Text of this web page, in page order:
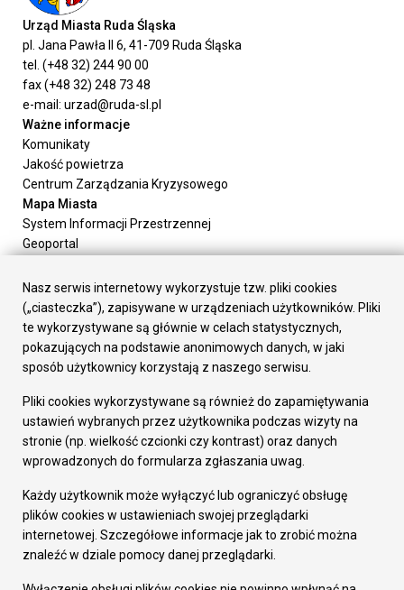
Urząd Miasta Ruda Śląska
pl. Jana Pawła II 6, 41-709 Ruda Śląska
tel. (+48 32) 244 90 00
fax (+48 32) 248 73 48
e-mail: urzad@ruda-sl.pl
Ważne informacje
Komunikaty
Jakość powietrza
Centrum Zarządzania Kryzysowego
Mapa Miasta
System Informacji Przestrzennej
Geoportal
Załatw sprawę
Prezydent Miasta
Rada Miasta
Wydziały
Elektroniczna Skrzynka Podawcza
Gospodarka
Fundusze europejskie
Środki krajowe
Oferty inwestycyjne
Pozostałe
Deklaracja dostępności
Dane osobowe
Dodaj opinię o witrynie
Nasz serwis internetowy wykorzystuje tzw. pliki cookies
(„ciasteczka”), zapisywane w urządzeniach użytkowników. Pliki
te wykorzystywane są głównie w celach statystycznych,
pokazujących na podstawie anonimowych danych, w jaki
sposób użytkownicy korzystają z naszego serwisu.
Pliki cookies wykorzystywane są również do zapamiętywania
ustawień wybranych przez użytkownika podczas wizyty na
stronie (np. wielkość czcionki czy kontrast) oraz danych
wprowadzonych do formularza zgłaszania uwag.
Każdy użytkownik może wyłączyć lub ograniczyć obsługę
plików cookies w ustawieniach swojej przeglądarki
internetowej. Szczegółowe informacje jak to zrobić można
znaleźć w dziale pomocy danej przeglądarki.